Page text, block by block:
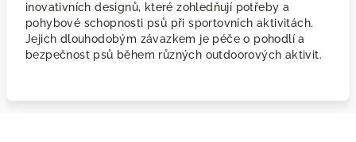
inovativních designů, které zohledňují potřeby a
pohybové schopnosti psů při sportovních aktivitách.
Jejich dlouhodobým závazkem je péče o pohodlí a
bezpečnost psů během různých outdoorových aktivit.